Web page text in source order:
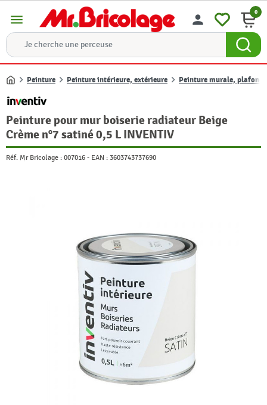
menu person 0
Accueil
Peinture Peinture intérieure, extérieure Peinture murale, plafond
Peinture pour mur boiserie radiateur Beige
Crème n°7 satiné 0,5 L INVENTIV
Réf. Mr Bricolage : 007016 - EAN : 3603743737690